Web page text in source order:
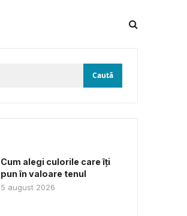
Cum alegi culorile care îți
pun în valoare tenul
5 august 2026